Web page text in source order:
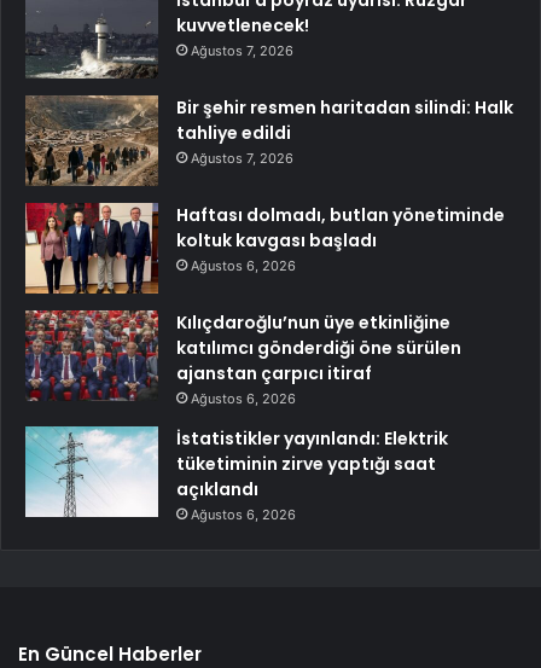
kuvvetlenecek!
Ağustos 7, 2026
Bir şehir resmen haritadan silindi: Halk
tahliye edildi
Ağustos 7, 2026
Haftası dolmadı, butlan yönetiminde
koltuk kavgası başladı
Ağustos 6, 2026
Kılıçdaroğlu’nun üye etkinliğine
katılımcı gönderdiği öne sürülen
ajanstan çarpıcı itiraf
Ağustos 6, 2026
İstatistikler yayınlandı: Elektrik
tüketiminin zirve yaptığı saat
açıklandı
Ağustos 6, 2026
En Güncel Haberler